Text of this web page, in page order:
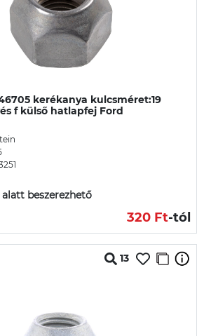
kerékanya kulcsméret:19
f külső hatlapfej Ford
beszerezhető
320 Ft-tól
13